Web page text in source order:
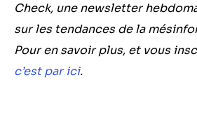
Check, une newsletter
sur les tendances de la
Pour en savoir plus, et vous
c’est par ici.